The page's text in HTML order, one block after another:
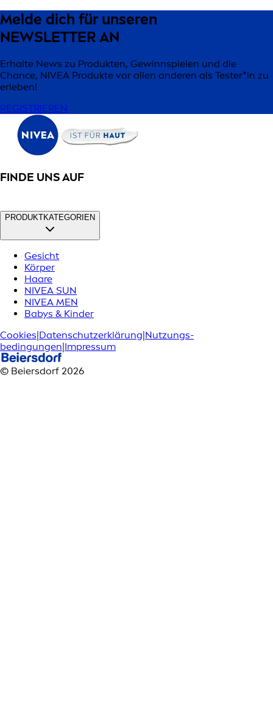
Melde dich für unseren
NEWSLETTER AN
Erhalte News zu Produkten, Gewinnspielen und die
Chance, NIVEA Produkte vor allen anderen als Tester*in zu
erleben!
REGISTRIEREN
FINDE UNS AUF
PRODUKTKATEGORIEN
Gesicht
Körper
Haare
NIVEA SUN
NIVEA MEN
Babys & Kinder
Cookies Datenschutzerklärung Nutzungs­
bedingungen Impressum
© Beiersdorf 2026